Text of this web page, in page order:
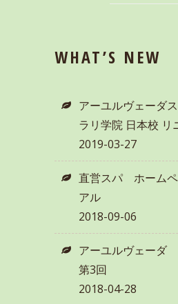
WHAT’S NEW
アーユルヴェーダ
ラリ学院 日本校 リ
2019-03-27
直営スパ ホーム
アル
2018-09-06
アーユルヴェー
第3回
2018-04-28